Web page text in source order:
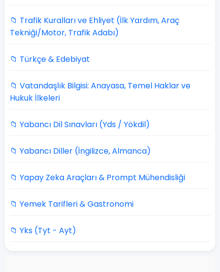
📁 Trafik Kuralları ve Ehliyet (İlk Yardım, Araç
Tekniği/Motor, Trafik Adabı)
📁 Türkçe & Edebiyat
📁 Vatandaşlık Bilgisi: Anayasa, Temel Haklar ve
Hukuk İlkeleri
📁 Yabancı Dil Sınavları (Yds / Yökdil)
📁 Yabancı Diller (İngilizce, Almanca)
📁 Yapay Zeka Araçları & Prompt Mühendisliği
📁 Yemek Tarifleri & Gastronomi
📁 Yks (Tyt - Ayt)